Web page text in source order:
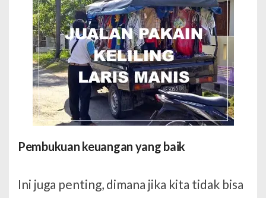
Pembukuan keuangan yang baik
Ini juga penting, dimana jika kita tidak bisa